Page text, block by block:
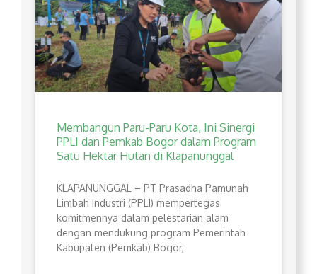
Membangun Paru-Paru Kota, Ini Sinergi
PPLI dan Pemkab Bogor dalam Program
Satu Hektar Hutan di Klapanunggal
​KLAPANUNGGAL – PT Prasadha Pamunah
Limbah Industri (PPLI) mempertegas
komitmennya dalam pelestarian alam
dengan mendukung program Pemerintah
Kabupaten (Pemkab) Bogor,